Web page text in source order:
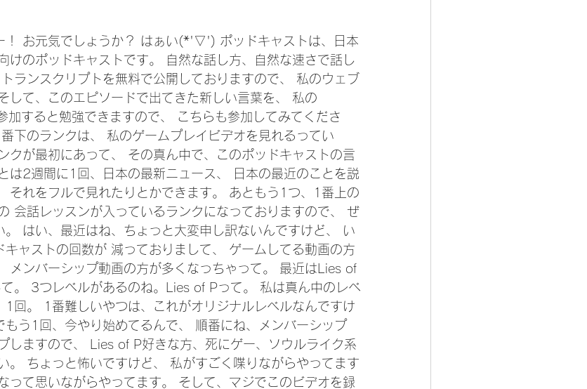
！ お元気でしょうか？ はぁい(*'▽') ポッドキャストは、日本
けのポッドキャストです。 自然な話し方、自然な速さで話し
ランスクリプトを無料で公開しておりますので、 私のウェブ
して、このエピソードで出てきた新しい言葉を、 私の
加すると勉強できますので、 こちらも参加してみてくださ
下のランクは、 私のゲームプレイビデオを見れるってい
クが最初にあって、 その真ん中で、このポッドキャストの言
は2週間に1回、日本の最新ニュース、 日本の最近のことを説
それをフルで見れたりとかできます。 あともう1つ、1番上の
会話レッスンが入っているランクになっておりますので、 ぜ
。 はい、最近はね、ちょっと大変申し訳ないんですけど、 い
キャストの回数が 減っておりまして、 ゲームしてる動画の方
メンバーシップ動画の方が多くなっちゃって。 最近はLies of
。 3つレベルがあるのね。Lies of Pって。 私は真ん中のレベ
1回。 1番難しいやつは、これがオリジナルレベルなんですけ
う1回、今やり始めてるんで、 順番にね、メンバーシップ
しますので、 Lies of P好きな方、死にゲー、ソウルライク系
。 ちょっと怖いですけど、 私がすごく喋りながらやってます
って思いながらやってます。 そして、マジでこのビデオを録